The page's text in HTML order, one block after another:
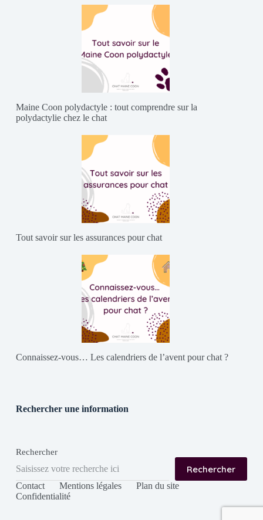
Maine Coon polydactyle : tout comprendre sur la
polydactylie chez le chat
Tout savoir sur les assurances pour chat
Connaissez-vous… Les calendriers de l’avent pour chat ?
Rechercher une information
Rechercher
Rechercher
Contact Mentions légales
Plan du site
Confidentialité